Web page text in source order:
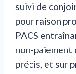
suivi de
pour raison
PACS
non-paiement
précis, et sur